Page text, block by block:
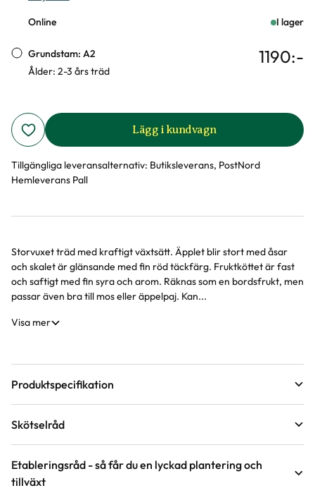
Online I lager
Grundstam: A2
Ålder: 2-3 års träd
1190:-
Lägg i kundvagn
Tillgängliga leveransalternativ: Butiksleverans, PostNord
Hemleverans Pall
Produktinformation
Storvuxet träd med kraftigt växtsätt. Äpplet blir stort med åsar
och skalet är glänsande med fin röd täckfärg. Fruktköttet är fast
och saftigt med fin syra och arom. Räknas som en bordsfrukt, men
passar även bra till mos eller äppelpaj. Kan...
Visa mer
Produktspecifikation
Leveranshöjd Hur vi mäter leveranshöjd på växter
Höjd på trädgårdsväxter
Skötselråd
Läge Sol
Etableringsråd - så får du en lyckad plantering och
tillväxt